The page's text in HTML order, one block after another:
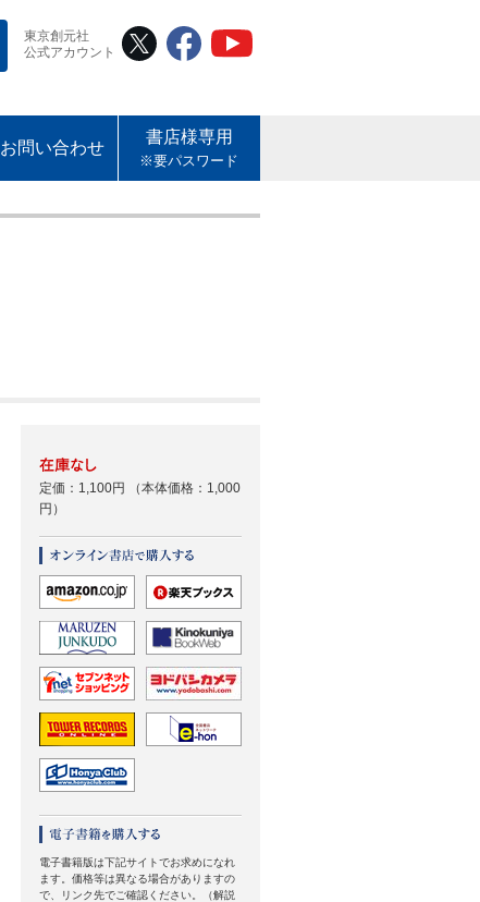
東京創元社
公式アカウント
お問い合わせ
書店様専用
※要パスワード
定価：1,100円
（本体価格：1,000
円）
電子書籍版は下記サイトでお求めになれ
ます。価格等は異なる場合がありますの
で、リンク先でご確認ください。（解説